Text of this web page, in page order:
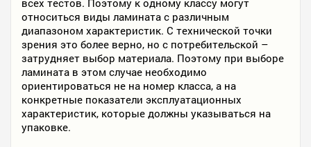
всех тестов. Поэтому к одному классу могут
относиться виды ламината с различным
диапазоном характеристик. С технической точки
зрения это более верно, но с потребительской –
затрудняет выбор материала. Поэтому при выборе
ламината в этом случае необходимо
ориентироваться не на номер класса, а на
конкретные показатели эксплуатационных
характеристик, которые должны указываться на
упаковке.